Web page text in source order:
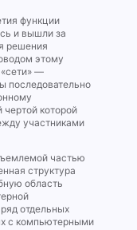
функции
и вышли за
решения
этому
—
последовательно
которой
участниками
частью
структура
область
отдельных
с компьютерными